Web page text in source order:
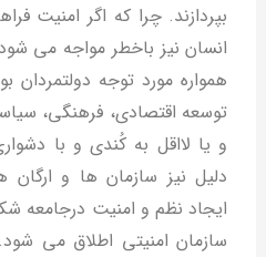
بپردازند. چرا که اگر امنیت
انسان نیز باخطر مواجه می
همواره مورد توجه دولتمردان
توسعه اقتصادی، فرهنگی،
و یا لااقل به کُندی و با
دلیل نیز سازمان ها و
ایجاد نظم و امنیت درجامعه
سازمان امنیتی اطلاق می